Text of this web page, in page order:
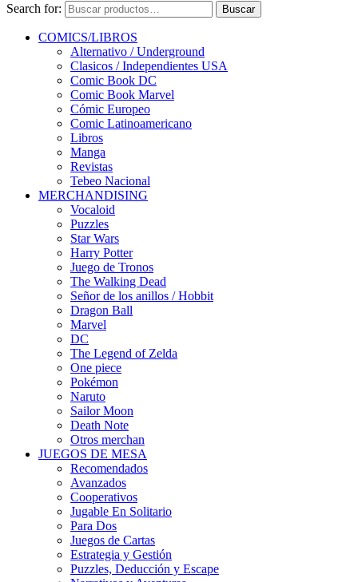
Search for: Buscar
COMICS/LIBROS
Alternativo / Underground
Clasicos / Independientes USA
Comic Book DC
Comic Book Marvel
Cómic Europeo
Comic Latinoamericano
Libros
Manga
Revistas
Tebeo Nacional
MERCHANDISING
Vocaloid
Puzzles
Star Wars
Harry Potter
Juego de Tronos
The Walking Dead
Señor de los anillos / Hobbit
Dragon Ball
Marvel
DC
The Legend of Zelda
One piece
Pokémon
Naruto
Sailor Moon
Death Note
Otros merchan
JUEGOS DE MESA
Recomendados
Avanzados
Cooperativos
Jugable En Solitario
Para Dos
Juegos de Cartas
Estrategia y Gestión
Puzzles, Deducción y Escape